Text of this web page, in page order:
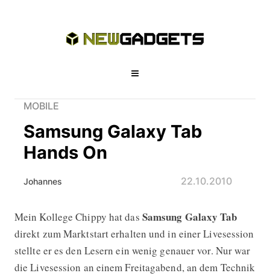
MOBILE
Samsung Galaxy Tab
Hands On
Johannes 22.10.2010
Samsung Galaxy Tab Hands On
Mein Kollege Chippy hat das Samsung Galaxy Tab
direkt zum Marktstart erhalten und in einer Livesession
stellte er es den Lesern ein wenig genauer vor. Nur war
die Livesession an einem Freitagabend, an dem Technik